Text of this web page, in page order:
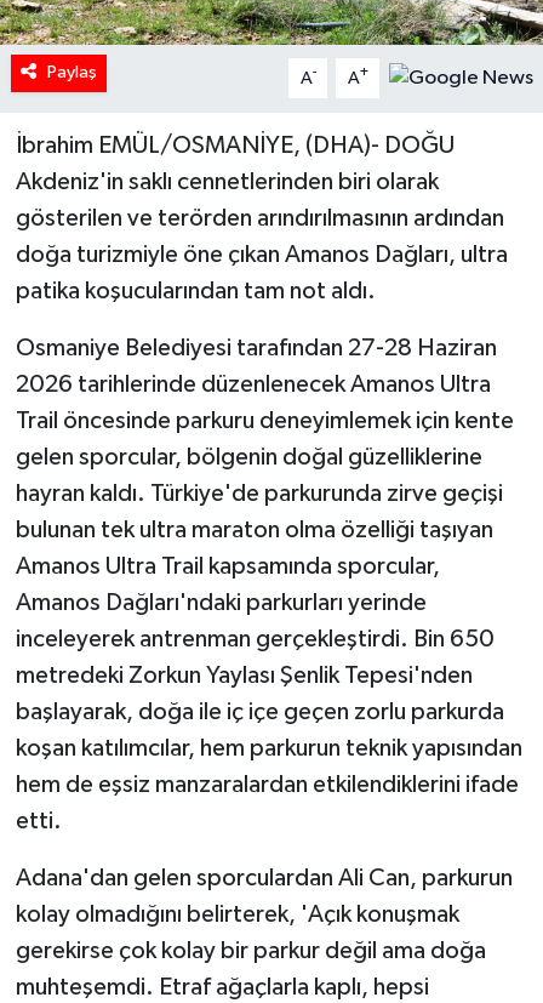
Paylaş A- A+
İbrahim EMÜL/OSMANİYE, (DHA)- DOĞU
Akdeniz'in saklı cennetlerinden biri olarak
gösterilen ve terörden arındırılmasının ardından
doğa turizmiyle öne çıkan Amanos Dağları, ultra
patika koşucularından tam not aldı.
Osmaniye Belediyesi tarafından 27-28 Haziran
2026 tarihlerinde düzenlenecek Amanos Ultra
Trail öncesinde parkuru deneyimlemek için kente
gelen sporcular, bölgenin doğal güzelliklerine
hayran kaldı. Türkiye'de parkurunda zirve geçişi
bulunan tek ultra maraton olma özelliği taşıyan
Amanos Ultra Trail kapsamında sporcular,
Amanos Dağları'ndaki parkurları yerinde
inceleyerek antrenman gerçekleştirdi. Bin 650
metredeki Zorkun Yaylası Şenlik Tepesi'nden
başlayarak, doğa ile iç içe geçen zorlu parkurda
koşan katılımcılar, hem parkurun teknik yapısından
hem de eşsiz manzaralardan etkilendiklerini ifade
etti.
Adana'dan gelen sporculardan Ali Can, parkurun
kolay olmadığını belirterek, 'Açık konuşmak
gerekirse çok kolay bir parkur değil ama doğa
muhteşemdi. Etraf ağaçlarla kaplı, hepsi